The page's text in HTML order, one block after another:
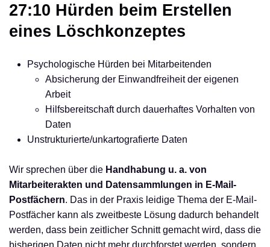
27:10 Hürden beim Erstellen
eines Löschkonzeptes
Psychologische Hürden bei Mitarbeitenden
Absicherung der Einwandfreiheit der eigenen
Arbeit
Hilfsbereitschaft durch dauerhaftes Vorhalten von
Daten
Unstrukturierte/unkartografierte Daten
Wir sprechen über die Handhabung u. a. von
Mitarbeiterakten und Datensammlungen in E-Mail-
Postfächern. Das in der Praxis leidige Thema der E-Mail-
Postfächer kann als zweitbeste Lösung dadurch behandelt
werden, dass bein zeitlicher Schnitt gemacht wird, dass die
bisherigen Daten nicht mehr durchforstet werden, sondern